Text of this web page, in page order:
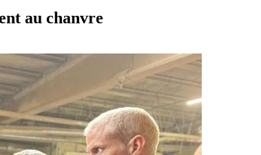
au chanvre